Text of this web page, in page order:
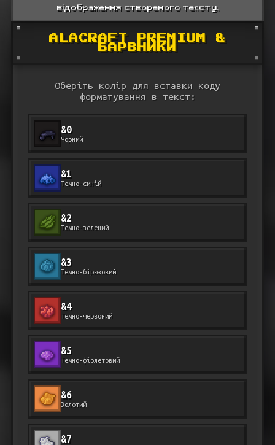
відображення створеного тексту.
ALACRAFT PREMIUM &
БАРВНИКИ
Оберіть колір для вставки коду
форматування в текст:
&0
Чорний
&1
Темно-синій
&2
Темно-зелений
&3
Темно-бірюзовий
&4
Темно-червоний
&5
Темно-фіолетовий
&6
Золотий
&7